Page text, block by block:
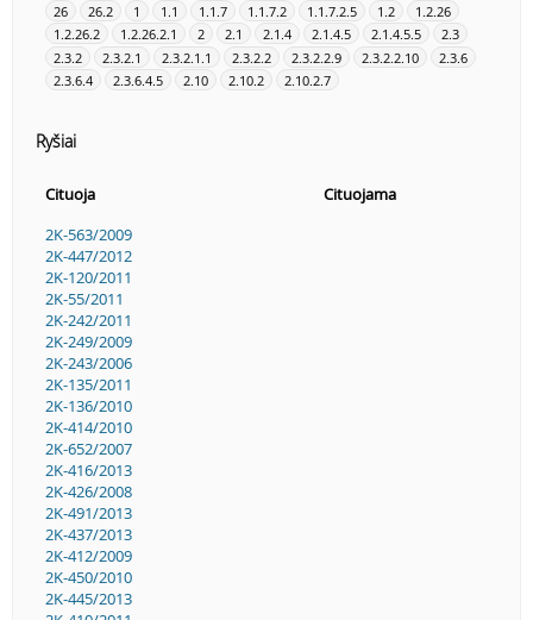
26 26.2 1 1.1 1.1.7 1.1.7.2 1.1.7.2.5 1.2
1.2.26
1.2.26.2
1.2.26.2.1 2 2.1 2.1.4 2.1.4.5 2.1.4.5.5
2.3
2.3.2
2.3.2.1 2.3.2.1.1 2.3.2.2 2.3.2.2.9 2.3.2.2.10
2.3.6
2.3.6.4
2.3.6.4.5 2.10 2.10.2 2.10.2.7
Ryšiai
Cituoja
Cituojama
2K-563/2009
2K-447/2012
2K-120/2011
2K-55/2011
2K-242/2011
2K-249/2009
2K-243/2006
2K-135/2011
2K-136/2010
2K-414/2010
2K-652/2007
2K-416/2013
2K-426/2008
2K-491/2013
2K-437/2013
2K-412/2009
2K-450/2010
2K-445/2013